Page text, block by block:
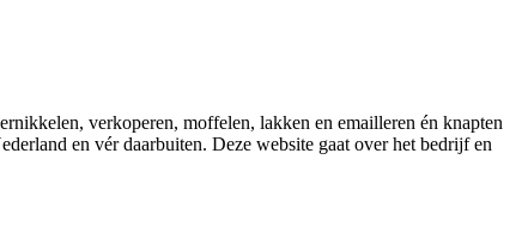
verkoperen, moffelen, lakken en emailleren én knapten
en vér daarbuiten. Deze website gaat over het bedrijf en